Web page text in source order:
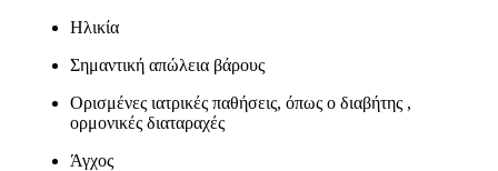
Ηλικία
Σημαντική απώλεια βάρους
Ορισμένες ιατρικές παθήσεις, όπως ο διαβήτης ,
ορμονικές διαταραχές
Άγχος